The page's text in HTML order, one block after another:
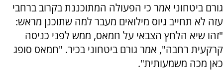
גורם ביטחוני אמר כי הפעולה המתוכננת בקרוב ברחבי
עזה לא תחייב גיוס מילואים מעבר למה שתוכנן מראש:
"זהו שיא הלחץ הצבאי על חמאס, ממש לפני כניסה
קרקעית רחבה", אמר גורם ביטחוני בכיר. "חמאס סופג
כאן מכה משמעותית".